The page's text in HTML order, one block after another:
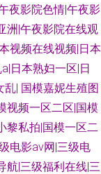
韩日 豆花97精品 91
美性交免费网站 91性
欧美激情亚洲 久久福
生 美女青娱乐91 午
导航 国产日韩欧美黄
夜影院色情|午夜影
洲|午夜影院在线观
视频在线视频|日本
日本熟妇一区|日
乱| 国模嘉妮生殖图
视频一区二区|国模
黎私拍|国模一区二
电影av网|三级电
航|三级福利在线|三